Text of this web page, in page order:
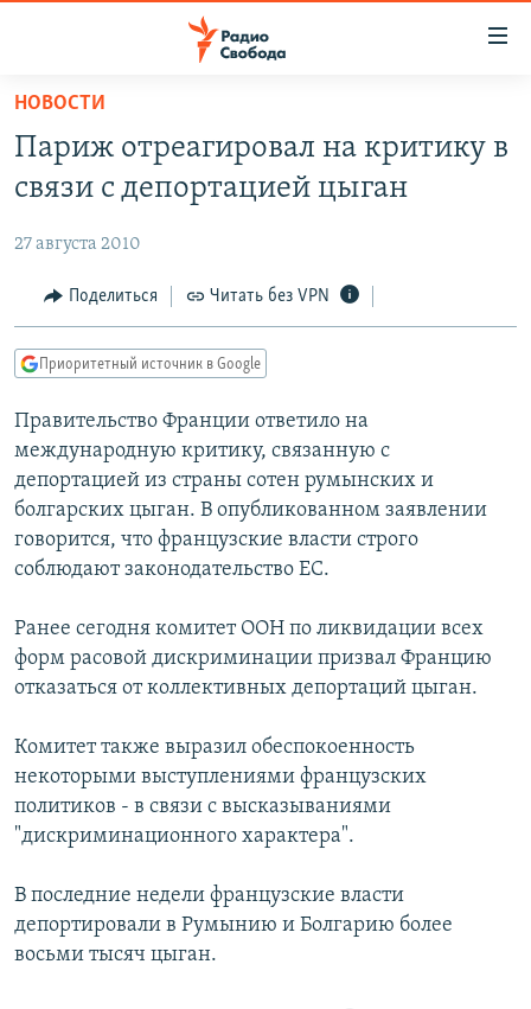
упрощенного
доступа
основному
Вернутся
главной
навигации
Вернутся
поиску
ПОДКАСТЫ
АВТОРСКИЕ ПРОЕКТЫ
ЦИТАТЫ СВОБОДЫ
МНЕНИЯ
IDEL.РЕАЛИИ
КАВКАЗ.РЕАЛИИ
СЕВЕР.РЕАЛИИ
СИБИРЬ.РЕАЛИИ
РАСПИСАНИЕ ВЕЩАНИЯ
СОЦИАЛЬНЫЕ СЕТИ
НОВОСТИ
Париж отреагировал на критику в
связи с депортацией цыган
27 августа 2010
Поделиться Читать без VPN
Приоритетный источник в Google
Правительство Франции ответило на
международную критику, связанную с
депортацией из страны сотен румынских и
болгарских цыган. В опубликованном заявлении
говорится, что французские власти строго
соблюдают законодательство ЕС.
Ранее сегодня комитет ООН по ликвидации всех
форм расовой дискриминации призвал Францию
отказаться от коллективных депортаций цыган.
Комитет также выразил обеспокоенность
некоторыми выступлениями французских
политиков - в связи с высказываниями
"дискриминационного характера".
В последние недели французские власти
депортировали в Румынию и Болгарию более
восьми тысяч цыган.